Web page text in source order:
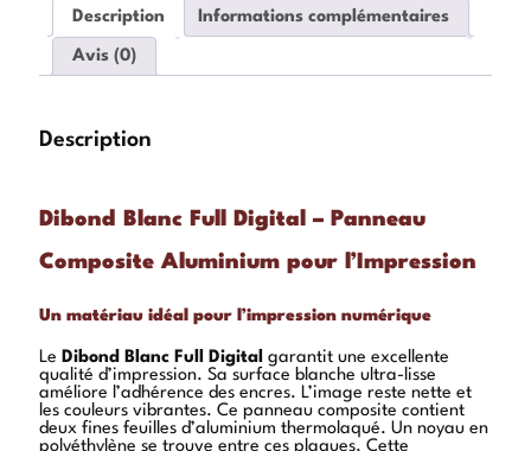
Description
Informations complémentaires
Avis (0)
Description
Dibond Blanc Full Digital – Panneau
Composite Aluminium pour l’Impression
Un matériau idéal pour l’impression numérique
Le Dibond Blanc Full Digital garantit une excellente
qualité d’impression. Sa surface blanche ultra-lisse
améliore l’adhérence des encres. L’image reste nette et
les couleurs vibrantes. Ce panneau composite contient
deux fines feuilles d’aluminium thermolaqué. Un noyau en
polyéthylène se trouve entre ces plaques. Cette